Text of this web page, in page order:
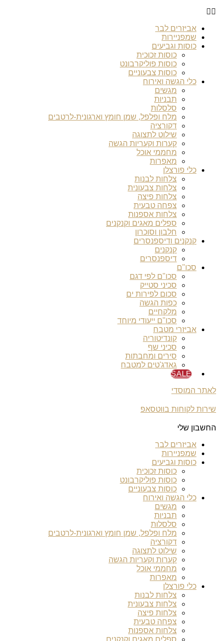
אביזרים לבר
שמפניירות
כוסות וגביעים
כוסות זכוכית
כוסות פוליקרבונט
כוסות צבעוניים
כלי הגשה ואירוח
מגשים
תבניות
סלסלות
מלח ופלפל, שמן חומץ וארגונית-לרטבים
דקורציה
שילוט לתצוגה
קערות וקעריות הגשה
מחממי אוכל
מאפרות
כלי פורצלן
צלחות לבנות
צלחות צבעונית
צלחות פיצה
צפחה טבעית
צלחות אספנות
ספלים מאגים וקנקנים
חלבון וסוכרון
קנקנים ודיספנסרים
קנקנים
דיספנסרים
סכו"ם
סכו"ם לפי דגם
סכיני סטייק
סכום לפירות ים
כפות הגשה
מלקחיים
סכו"ם ייעודי מיוחד
אביזרי מטבח
קונדיטוריה
סכיני שף
סירים ומחבתות
גאדג'טים למטבח
SALE
לאתר המוסדי
שירות לקוחות בווטסאפ
החשבון שלי
אביזרים לבר
שמפניירות
כוסות וגביעים
כוסות זכוכית
כוסות פוליקרבונט
כוסות צבעוניים
כלי הגשה ואירוח
מגשים
תבניות
סלסלות
מלח ופלפל, שמן חומץ וארגונית-לרטבים
דקורציה
שילוט לתצוגה
קערות וקעריות הגשה
מחממי אוכל
מאפרות
כלי פורצלן
צלחות לבנות
צלחות צבעונית
צלחות פיצה
צפחה טבעית
צלחות אספנות
ספלים מאגים וקנקנים